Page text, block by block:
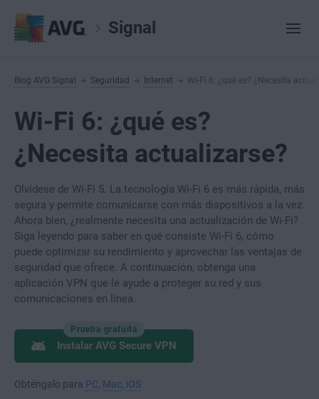
Signal
Blog AVG Signal Seguridad Internet Wi-Fi 6: ¿qué es? ¿Necesita
Wi-Fi 6: ¿qué es?
¿Necesita actualizarse?
Olvídese de Wi-Fi 5. La tecnología Wi-Fi 6 es más rápida, más
segura y permite comunicarse con más dispositivos a la vez.
Ahora bien, ¿realmente necesita una actualización de Wi-Fi?
Siga leyendo para saber en qué consiste Wi-Fi 6, cómo
puede optimizar su rendimiento y aprovechar las ventajas de
seguridad que ofrece. A continuación, obtenga una
aplicación VPN que le ayude a proteger su red y sus
comunicaciones en línea.
Prueba gratuita
Instalar AVG Secure VPN
Obténgalo para PC Mac iOS